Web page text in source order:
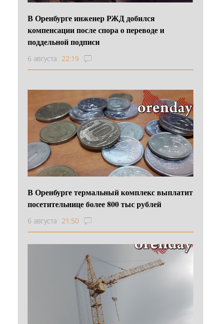
В Оренбурге инженер РЖД добился
компенсации после спора о переводе и
поддельной подписи
6 августа 22:19
В Оренбурге термальный комплекс выплатит
посетительнице более 800 тыс рублей
6 августа 21:50